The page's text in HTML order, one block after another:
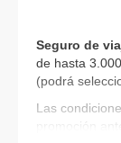
Seguro de
de hasta
(podrá
Las
promoción